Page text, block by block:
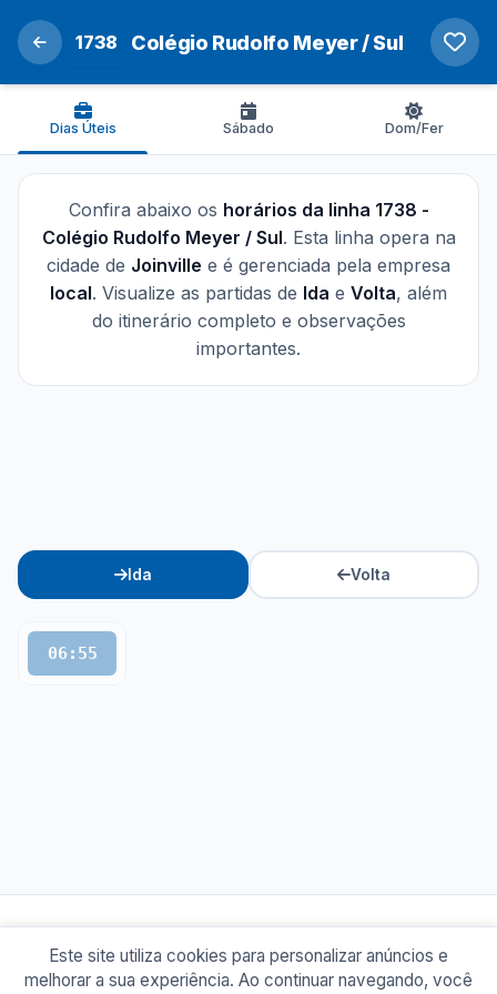
1738 Colégio Rudolfo Meyer / Sul
Dias Úteis Sábado Dom/Fer
Confira abaixo os horários da linha 1738 -
Colégio Rudolfo Meyer / Sul. Esta linha opera na
cidade de Joinville e é gerenciada pela empresa
local. Visualize as partidas de Ida e Volta, além
do itinerário completo e observações
importantes.
Ida Volta
06:55
© 2026 Busão BR
Este site utiliza cookies para personalizar anúncios e
melhorar a sua experiência. Ao continuar navegando, você